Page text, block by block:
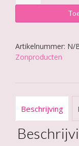
Cosmetics
4
1
Tinted
Artikelnummer: N/
Zonproducten
Beschrijving